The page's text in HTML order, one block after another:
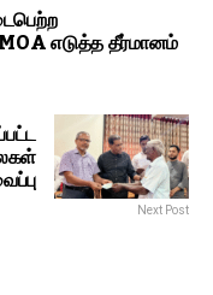
எடுத்த தீர்மானம்
Next Post